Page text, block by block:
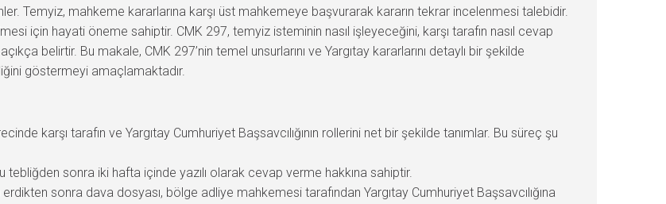
Temyiz, mahkeme kararlarına karşı üst mahkemeye başvurarak kararın tekrar incelenmesi talebidir.
için hayati öneme sahiptir. CMK 297, temyiz isteminin nasıl işleyeceğini, karşı tarafın nasıl cevap
belirtir. Bu makale, CMK 297’nin temel unsurlarını ve Yargıtay kararlarını detaylı bir şekilde
göstermeyi amaçlamaktadır.
karşı tarafın ve Yargıtay Cumhuriyet Başsavcılığının rollerini net bir şekilde tanımlar. Bu süreç şu
sonra iki hafta içinde yazılı olarak cevap verme hakkına sahiptir.
sonra dava dosyası, bölge adliye mahkemesi tarafından Yargıtay Cumhuriyet Başsavcılığına